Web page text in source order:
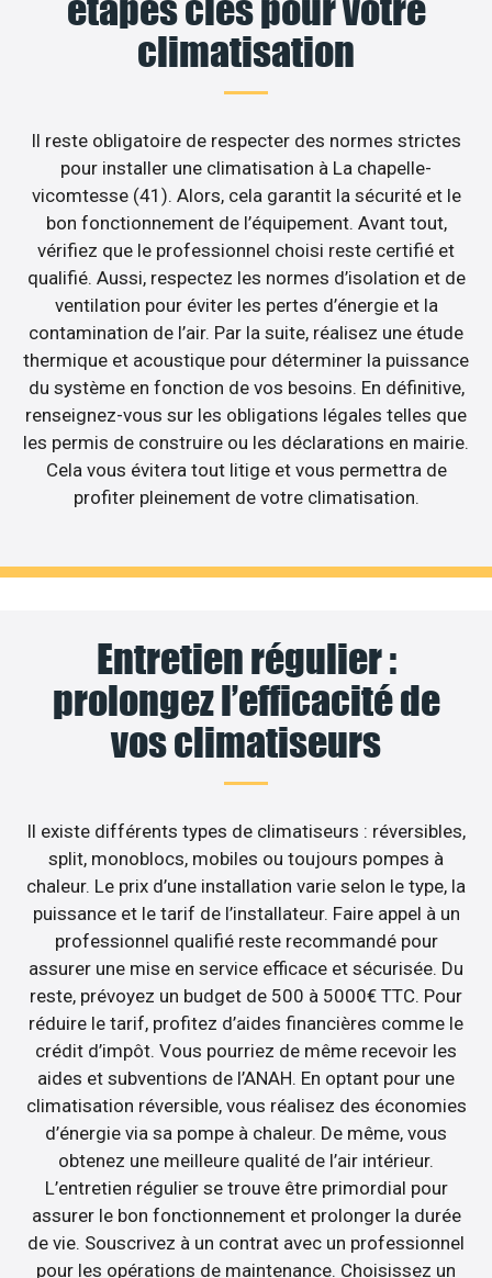
climatisation
Il reste obligatoire de respecter des normes strictes
pour installer une climatisation à La chapelle-
vicomtesse (41). Alors, cela garantit la sécurité et le
bon fonctionnement de l’équipement. Avant tout,
vérifiez que le professionnel choisi reste certifié et
qualifié. Aussi, respectez les normes d’isolation et de
ventilation pour éviter les pertes d’énergie et la
contamination de l’air. Par la suite, réalisez une étude
thermique et acoustique pour déterminer la puissance
du système en fonction de vos besoins. En définitive,
renseignez-vous sur les obligations légales telles que
les permis de construire ou les déclarations en mairie.
Cela vous évitera tout litige et vous permettra de
profiter pleinement de votre climatisation.
Entretien régulier :
prolongez l’efficacité de
vos climatiseurs
Il existe différents types de climatiseurs : réversibles,
split, monoblocs, mobiles ou toujours pompes à
chaleur. Le prix d’une installation varie selon le type, la
puissance et le tarif de l’installateur. Faire appel à un
professionnel qualifié reste recommandé pour
assurer une mise en service efficace et sécurisée. Du
reste, prévoyez un budget de 500 à 5000€ TTC. Pour
réduire le tarif, profitez d’aides financières comme le
crédit d’impôt. Vous pourriez de même recevoir les
aides et subventions de l’ANAH. En optant pour une
climatisation réversible, vous réalisez des économies
d’énergie via sa pompe à chaleur. De même, vous
obtenez une meilleure qualité de l’air intérieur.
L’entretien régulier se trouve être primordial pour
assurer le bon fonctionnement et prolonger la durée
de vie. Souscrivez à un contrat avec un professionnel
pour les opérations de maintenance. Choisissez un